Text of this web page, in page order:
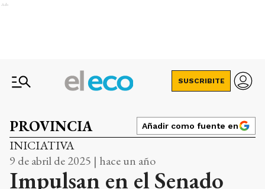
Ads
SUSCRIBITE
PROVINCIA Añadir como fuente en
INICIATIVA
9 de abril de 2025 | hace un año
Impulsan en el Senado